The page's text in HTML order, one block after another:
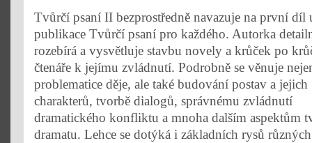
Tvůrčí psaní II bezprostředně navazuje na první díl
publikace Tvůrčí psaní pro každého. Autorka
rozebírá a vysvětluje stavbu novely a krůček po
čtenáře k jejímu zvládnutí. Podrobně se věnuje
problematice děje, ale také budování postav a jejich
charakterů, tvorbě dialogů, správnému zvládnutí
dramatického konfliktu a mnoha dalším aspektům
dramatu. Lehce se dotýká i základních rysů